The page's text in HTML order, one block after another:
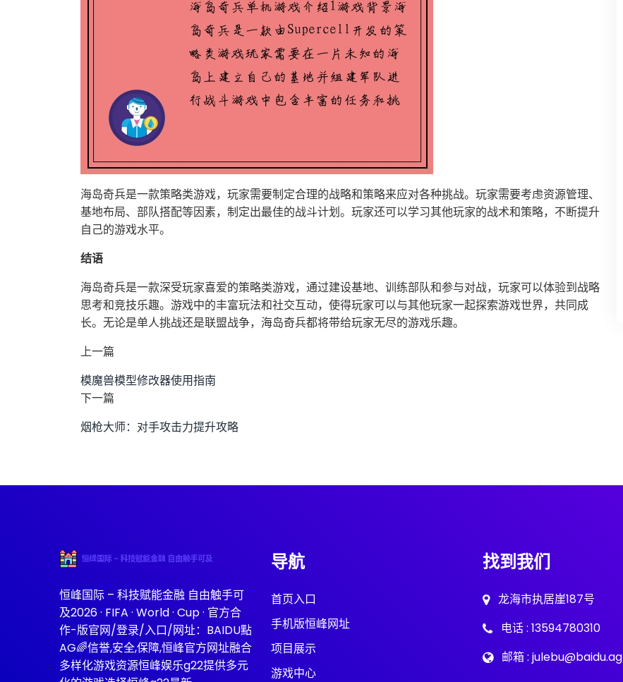
海岛奇兵是一款策略类游戏，玩家需要制定合理的战略和策略来应对各种挑战。玩家需要考虑资源管理、
基地布局、部队搭配等因素，制定出最佳的战斗计划。玩家还可以学习其他玩家的战术和策略，不断提升
自己的游戏水平。
结语
海岛奇兵是一款深受玩家喜爱的策略类游戏，通过建设基地、训练部队和参与对战，玩家可以体验到战略
思考和竞技乐趣。游戏中的丰富玩法和社交互动，使得玩家可以与其他玩家一起探索游戏世界，共同成
长。无论是单人挑战还是联盟战争，海岛奇兵都将带给玩家无尽的游戏乐趣。
上一篇
模魔兽模型修改器使用指南
下一篇
烟枪大师：对手攻击力提升攻略
恒峰国际 – 科技赋能金融 自由触手可
及2026 · FIFA · World · Cup · 官方合
作-版官网/登录/入口/网址：BAIDU點
AG🌈信誉,安全,保障,恒峰官方网址融合
多样化游戏资源恒峰娱乐g22提供多元
导航
首页入口
手机版恒峰网址
项目展示
游戏中心
找到我们
龙海市执居崖187号
电话 : 13594780310
邮箱 : julebu@baidu.ag